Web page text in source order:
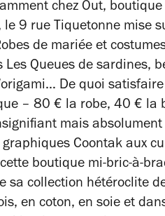
chez Out,
9 rue Tiquetonne mise
de mariée et
Les Queues de sardines,
De quoi
– 80 € la robe, 40 €
mais
Coontak aux
boutique mi-bric-à-
sa collection hétéroclite
en coton, en soie et